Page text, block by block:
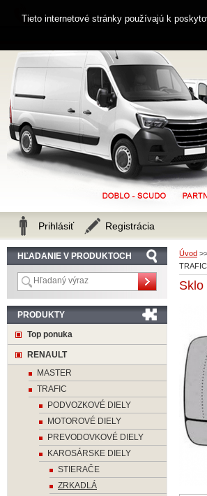
Úvod >>
Sklo
HĽADANIE V PRODUKTOCH
PRODUKTY
Top ponuka
RENAULT
MASTER
TRAFIC
PODVOZKOVÉ DIELY
MOTOROVÉ DIELY
PREVODOVKOVÉ DIELY
KAROSÁRSKE DIELY
STIERAČE
ZRKADLÁ
Zákaznícka linka 0914 238 482
Prihlásiť Registrácia
Tieto internetové stránky používajú k